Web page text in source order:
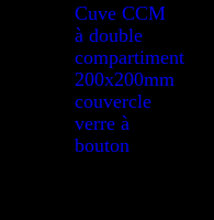
Cuve CCM
à double
compartiment
200x200mm
couvercle
verre à
bouton